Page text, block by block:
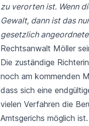
zu verorten ist. Wenn
Gewalt, dann ist das
gesetzlich
Rechtsanwalt Möller
Die zuständige
noch am kommenden
dass sich eine
vielen Verfahren die
Amtsgerichs möglich